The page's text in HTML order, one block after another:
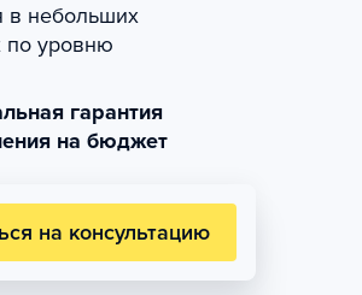
в небольших
по уровню
гарантия
на бюджет
на консультацию